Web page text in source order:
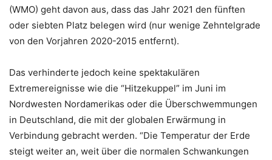
(WMO) geht davon aus, dass das Jahr 2021 den fünften
oder siebten Platz belegen wird (nur wenige Zehntelgrade
von den Vorjahren 2020-2015 entfernt).
Das verhinderte jedoch keine spektakulären
Extremereignisse wie die “Hitzekuppel” im Juni im
Nordwesten Nordamerikas oder die Überschwemmungen
in Deutschland, die mit der globalen Erwärmung in
Verbindung gebracht werden. “Die Temperatur der Erde
steigt weiter an, weit über die normalen Schwankungen